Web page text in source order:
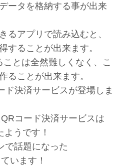
ータを格納する事が出来
るアプリで読み込むと、
することが出来ます。
とは全然難しくなく、こ
ることが出来ます。
ド決済サービスが登場しま
コード決済サービスは
ようです！
で話題になった
います！